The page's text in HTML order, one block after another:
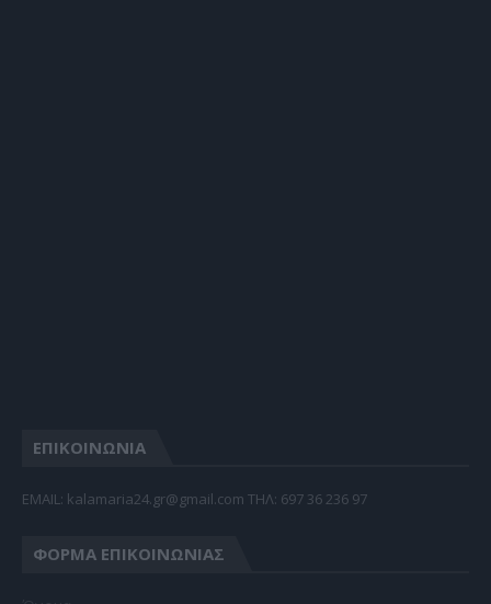
ΕΠΙΚΟΙΝΩΝΙΑ
EMAIL: kalamaria24.gr@gmail.com TΗΛ: 697 36 236 97
ΦΌΡΜΑ ΕΠΙΚΟΙΝΩΝΊΑΣ